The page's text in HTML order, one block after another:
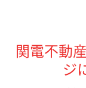
関電不動
ジ